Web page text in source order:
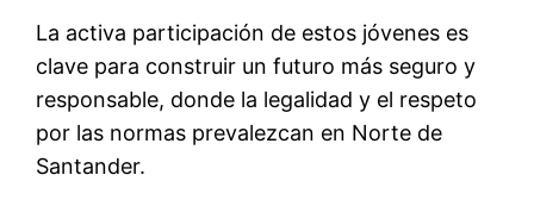
La activa participación de estos jóvenes es
clave para construir un futuro más seguro y
responsable, donde la legalidad y el respeto
por las normas prevalezcan en Norte de
Santander.